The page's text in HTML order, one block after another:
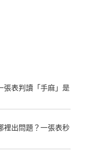
張表判讀「手麻」是
裡出問題？一張表秒